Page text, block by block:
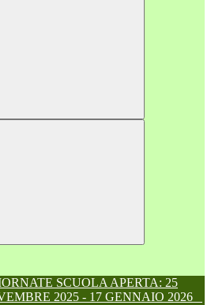
SCUOLA APERTA: 25
2025 - 17 GENNAIO 2026